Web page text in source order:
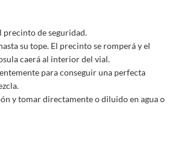
precinto de seguridad.
su tope. El precinto se romperá y el
caerá al interior del vial.
para conseguir una perfecta
y tomar directamente o diluido en agua o